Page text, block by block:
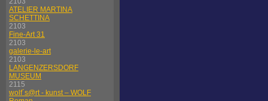
ATELIER MARTINA
SCHETTINA
2103
Fine-Art 31
2103
galerie-le-art
2103
LANGENZERSDORF
MUSEUM
2115
wolf´s@rt - kunst – WOLF